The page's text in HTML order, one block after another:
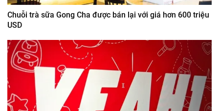
Chuỗi trà sữa Gong Cha được bán lại với giá hơn 600 triệu
USD